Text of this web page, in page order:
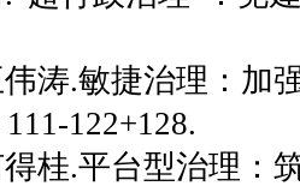
伟涛.敏捷治理：
122+128.
得桂.平台型治理